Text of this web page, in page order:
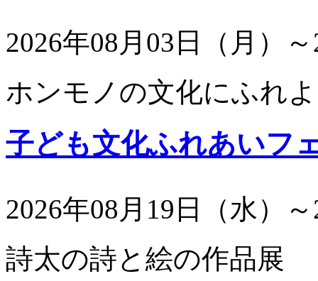
2026年08月03日（月）
ホンモノの文化にふれ
子ども文化ふれあいフ
2026年08月19日（水）
詩太の詩と絵の作品展